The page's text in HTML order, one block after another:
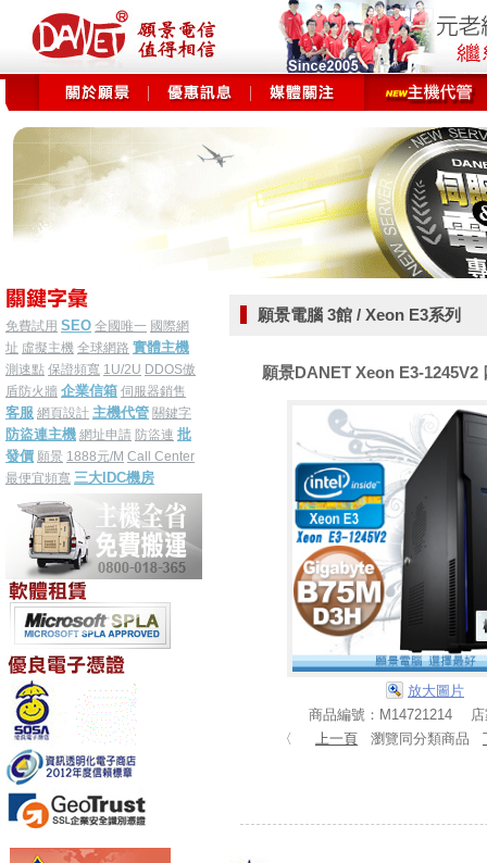
免費試用 SEO 全國唯一 國際網
址 虛擬主機 全球網路 實體主機
測速點 保證頻寬 1U/2U DDOS傲
盾防火牆 企業信箱 伺服器銷售
客服 網頁設計 主機代管 關鍵字
防盜連主機 網址申請 防盜連 批
發價 願景 1888元/M Call Center
最便宜頻寬 三大IDC機房
願景電腦 3館 / Xeon E3系列
願景DANET Xeon E3-
放大圖片
商品編號：M14721214 店
〈
上一頁 瀏覽同分類商品